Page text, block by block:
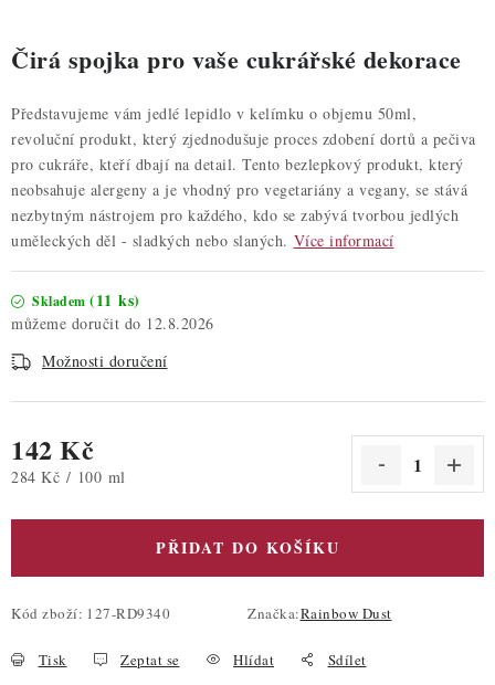
ZNAČKY
Nepřevzetí zásilky na dobírku
Obchodní podmínky
Hodnocení obchodu
Blog
Moje objednávka
Podmínky ochrany osobních údajů
Čirá spojka pro vaše cukrářské dekorace
Představujeme vám jedlé lepidlo v kelímku o objemu 50ml,
revoluční produkt, který zjednodušuje proces zdobení dortů a pečiva
pro cukráře, kteří dbají na detail. Tento bezlepkový produkt, který
neobsahuje alergeny a je vhodný pro vegetariány a vegany, se stává
nezbytným nástrojem pro každého, kdo se zabývá tvorbou jedlých
uměleckých děl - sladkých nebo slaných. Více informací
Skladem (11 ks)
12.8.2026
Možnosti doručení
142 Kč
Měrná cena:
284 Kč / 100 ml
PŘIDAT DO KOŠÍKU
Kód zboží: 127-RD9340 Značka:Rainbow Dust
Tisk Zeptat se Hlídat Sdílet